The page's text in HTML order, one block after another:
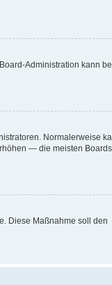
Administration kann
Normalerweise
— die meisten
Diese Maßnahme soll den